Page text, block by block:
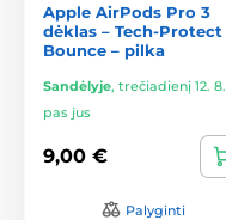
Apple AirPods Pro 3
dėklas – Tech-Protect
Bounce – pilka
Sandėlyje, trečiadienį 12. 8.
pas jus
9,00 €
Palyginti